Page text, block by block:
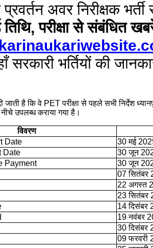
प्रवर्तन अवर निरीक्षक
तिथि, परीक्षा से संबंधित
भर्तियों की
जाती है कि वे PET परीक्षा से पहले सभी निर्देश
उपलब्ध कराया गया है।
विवरण
Date
30 मई
Date
30 जून
Payment
30 जून
07 सितंबर
22 अगस्त
23 सितंबर
14 दिसंबर
19 नवंबर
30 दिसंबर
09 फरवरी